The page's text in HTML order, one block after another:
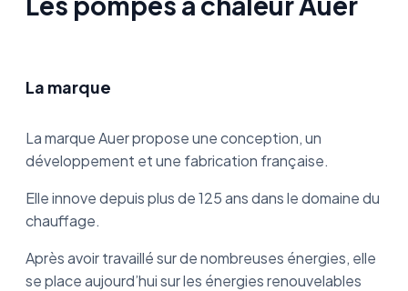
La marque
La marque Auer propose une conception, un
développement et une fabrication française.
Elle innove depuis plus de 125 ans dans le domaine du
chauffage.
Après avoir travaillé sur de nombreuses énergies, elle
se place aujourd’hui sur les énergies renouvelables